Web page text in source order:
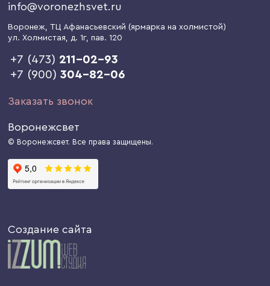
info@voronezhsvet.ru
Воронеж, ТЦ Афанасьевский (ярмарка на холмистой)
ул. Холмистая, д. 1г, пав. 120
+7 (473) 211-02-93
+7 (900)304-82-06
Заказать звонок
Воронежсвет
© Воронежсвет. Все права защищены.
Создание сайта